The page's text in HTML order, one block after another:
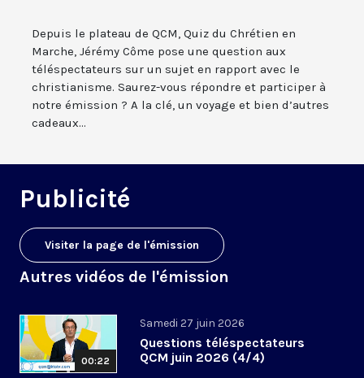
Depuis le plateau de QCM, Quiz du Chrétien en
Marche, Jérémy Côme pose une question aux
téléspectateurs sur un sujet en rapport avec le
christianisme. Saurez-vous répondre et participer à
notre émission ? A la clé, un voyage et bien d’autres
cadeaux...
Publicité
Visiter la page de l'émission
Autres vidéos de l'émission
00:22
Samedi 27 juin 2026
Questions téléspectateurs
QCM juin 2026 (4/4)